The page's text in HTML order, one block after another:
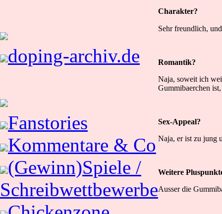
doping-archiv.de
Fanstories
Kommentare & Co
(Gewinn)Spiele /
Schreibwettbewerbe
Charakter?
Sehr freundlich,
Romantik?
Naja, soweit ich
Gummibaerchen
Sex-Appeal?
Naja, er ist zu jung
Weitere
Ausser die